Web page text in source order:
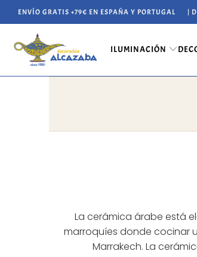
ENVÍO GRATIS +79€ EN ESPAÑA Y PORTUGAL |
ILUMINACIÓN
La cerámica árabe está
marroquíes donde cocinar
Marrakech. La